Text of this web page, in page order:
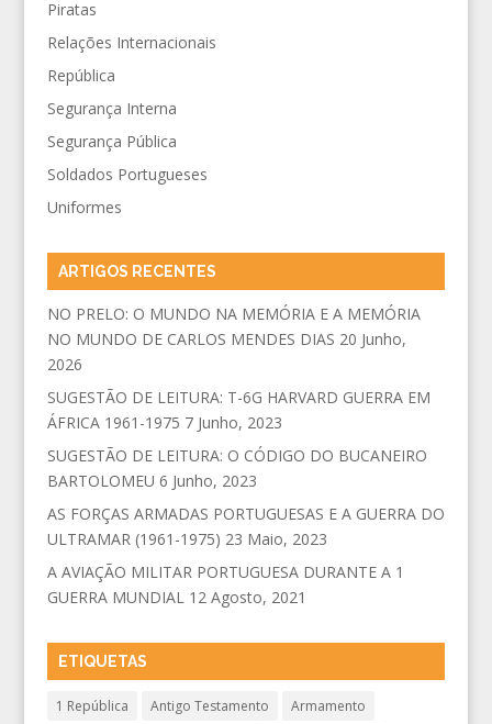
Piratas
Relações Internacionais
República
Segurança Interna
Segurança Pública
Soldados Portugueses
Uniformes
ARTIGOS RECENTES
NO PRELO: O MUNDO NA MEMÓRIA E A MEMÓRIA
NO MUNDO DE CARLOS MENDES DIAS 20 Junho,
2026
SUGESTÃO DE LEITURA: T-6G HARVARD GUERRA EM
ÁFRICA 1961-1975 7 Junho, 2023
SUGESTÃO DE LEITURA: O CÓDIGO DO BUCANEIRO
BARTOLOMEU 6 Junho, 2023
AS FORÇAS ARMADAS PORTUGUESAS E A GUERRA DO
ULTRAMAR (1961-1975) 23 Maio, 2023
A AVIAÇÃO MILITAR PORTUGUESA DURANTE A 1
GUERRA MUNDIAL 12 Agosto, 2021
ETIQUETAS
1 República Antigo Testamento
Armamento